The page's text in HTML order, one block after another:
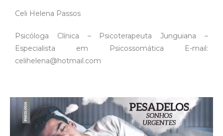
Celi Helena Passos
Psicóloga Clínica – Psicoterapeuta Junguiana –
Especialista em Psicossomática E-mail:
celihelena@hotmail.com